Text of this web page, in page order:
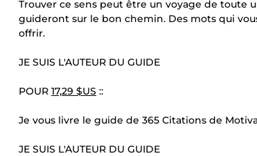
Trouver ce sens peut être un voyage de toute
guideront sur le bon chemin. Des mots qui
offrir.
JE SUIS L'AUTEUR DU GUIDE
POUR 17,29 $US ::
Je vous livre le guide de 365 Citations de
JE SUIS L'AUTEUR DU GUIDE